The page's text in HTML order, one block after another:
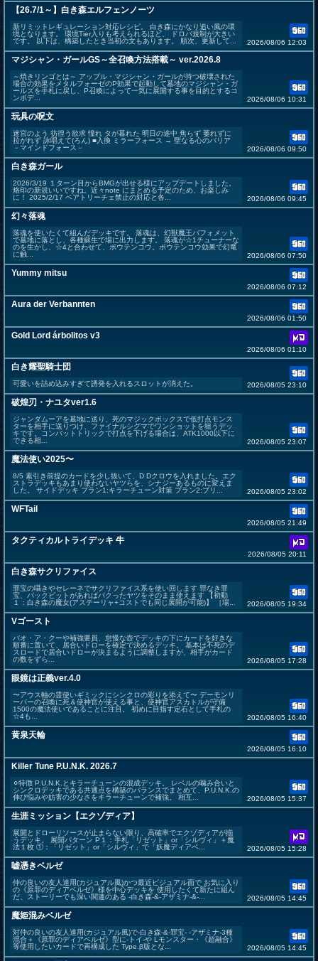
【26.7/1～】白き森エルフェンノーツ
新リミットレギュレーション対応レシピ。 白き森にかなり追い風の環
境となります。 環境Tier入りも考えられるほど、 ドロバ規制が大きい
です。 以下は、構築したとき当初の文もあります。 順次、更新して...
2026/08/06 12:03
マジシャン・ガールGS～全召喚方法搭載～ ver.2026.8
～焼きリンゴとは～ アップル・マジシャン・ガールが持つ破壊された
場合の効果をメタルフォーゼのP効果で起動して墓地のマジシャン・ガ
ールズを手札に戻し、P召喚によって一気に展開する事を目的とするコ
ンボデ...
2026/08/06 10:31
玩具の呪文
迷宮のよう 彷徨う欲求 憧れ タが暮れた 明日の途中 焦らず 萎れずに
拉がれず 詠唱えて(ろん) ■入換 ミラーフォース → 聖なる心のバリア
－マインドフォース－
2026/08/06 09:50
白き森ガール
2026/3/19 １ターン目からBMGが出せる様にアップデートしました。
烙印の新規いいですね。近々note にまとめる予定のため、お楽しみ
に！ 2025/2/17 ベアトリーチェ禁止の対応と各...
2026/08/06 09:45
幻々落魂
落魂を使いたくて組んだデッキです。 落魂は、幻獣魔王バフォメット
で墓地に落とし、各種蘇生で場に出力します。 落魂が☆1チューナーな
のを生かし、☆4と合わせて、ボウテンコウ。ボウテンコウ効果で幻竜
に触...
2026/08/06 07:50
Yummy mitsu
2026/08/06 07:12
Aura der Verbannten
2026/08/06 01:50
Gold Lord árbolitos v3
2026/08/06 01:10
白き耀聖騎士団
可愛いを詰め込みすぎて誘発を入れるスロットが消えた。 2026/08/05 23:10
破煌刃・ナユタver1.6
ジャンダムーアを墓地に送り、死のマジックボックスで低打点モンス
ターを相手に送りつけ、ファイナルシグマでワンショットを狙うデッ
キです。コンバットトリックで打点を下げる場合は、ATK1000以下に
できる相...
2026/08/05 23:07
魔法使い2025〜
8/5 素引き前提のカードを少し抜いて、D Dクロウを入れました。エク
ストラデッキもあまり使わないヤツらを、シナジーあるものに変えま
した。 サイドデッキ プラン1:キラーチューン対策 プラン2:ブリ...
2026/08/05 23:02
WFTail
2026/08/05 21:49
タクティカルトライデッキ 牛
2026/08/05 20:11
白き森サクリファイス
罪宝の囁きやセレーネでサクリファイス系を使い回します 罪なき罪
宝、パックビットがあればパクったヤツをそのまま使えます 【初動
１：白き森の魔女(アステーリャ+コストでも同じ展開が可能)】 ［場...
2026/08/05 19:34
Vゴースト
バオ・ア・クーや補強要員、怠慢な壺でデッキの下にカードを好きな
順番に置いて、居合いドローを確定で決めるデッキ。 基本は不死のデ
スロードで居合いドローが決まるように調整しますが、相手がカード
の数をずら...
2026/08/05 17:28
眼鏡は正義ver.4.0
〜アウス軸の霊使いギミックにシンクロの彩りを添えて〜 デーモンリ
ーパーの召喚に死＆使神官が使える事と、使神官アスカトルが守備
1500の魔法使いであることに注目。 初めに目指す定石として手札の
☆4も...
2026/08/05 16:40
黄泉天輪
2026/08/05 16:10
Killer Tune P.U.N.K. 2026.7
⚪︎特徴 P.U.N.K.とキラーチューンの混成デッキ。 レベルの噛み合いと
シンクロデッキである共通点を構築のバランスでまとめて、P.U.N.K.の
伸び悩みや妨害の少なさをキラーチューンで補強。 相互...
2026/08/05 15:37
生涯ミッション【エクゾディア】
展開とドローリソースが止まらない限り、高確率でエクゾディアが揃
うデッキ。 展開パターン P１：手札「リゼット」or「シルヴィ」＋魔
法１枚 ①：「リゼット」or「シルヴィ」で「妖魔ディアベ...
2026/08/05 15:28
嘘憑きベルゼ
仲の良いの友人達用(カジュアル風)かつ最近ビジュアル面で お気に入り
の《原罪のディアベルゼ》様を中心デッキを 使用したくて新たに組ん
だ、ストーリーでも深い関連のある -白き森-&-アザミナ-&-...
2026/08/05 14:45
魔姫混みベルゼ
対仲の良いの友人達用(カジュアル風)で-白き森-&-罪宝- -アザミナ-3種
混合＋《原罪のディアベルゼ》型に-トイ-や Lモンスター・《超融合》
等使用したいカードで再構成した Type.β版とな...
2026/08/05 14:45